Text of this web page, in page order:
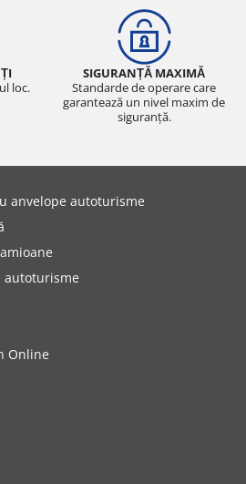
loc.
SIGURANȚĂ MAXIMĂ
Standarde de operare care
garantează un nivel maxim de
siguranță.
anvelope autoturisme
autoturisme
Online